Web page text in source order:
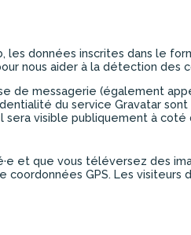
les données inscrites dans le
nous aider à la détection des
de messagerie (également
du service Gravatar
visible publiquement à
et que vous téléversez des
coordonnées GPS. Les